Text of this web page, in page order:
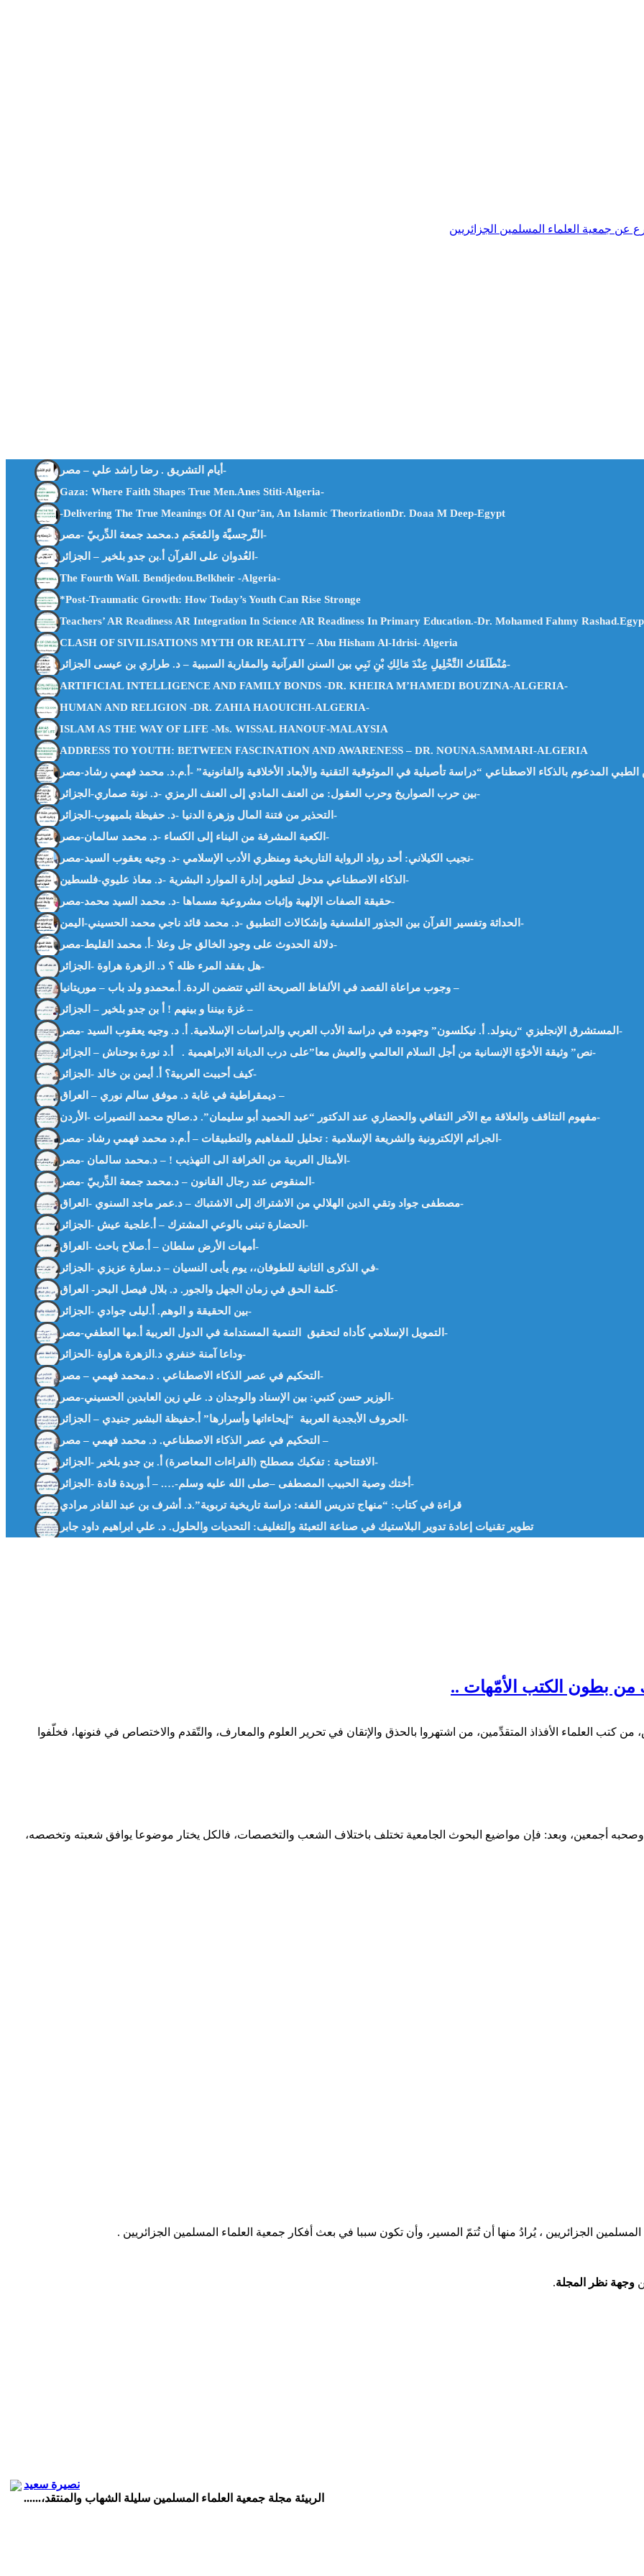
عن جمعية العلماء المسلمين الجزائريين
أيام التشريق . رضا راشد علي – مصر-
Gaza: Where Faith Shapes True Men.Anes Stiti-Algeria-
-Delivering The True Meanings Of Al Qur’ān, An Islamic TheorizationDr. Doaa M Deep-Egypt
النَّرجسيَّة والمُعجَم د.محمد جمعة الدِّربيّ -مصر-
العُدوان على القرآن أ.بن جدو بلخير – الجزائر-
The Fourth Wall. Bendjedou.belkheir -algeria-
*Post-Traumatic Growth: How Today’s Youth Can Rise Stronge
Teachers’ AR Readiness AR Integration In Science AR Readiness In Primary Education.-Dr. Mohamed Fahmy
CLASH OF SIVILISATIONS MYTH OR REALITY – Abu Hisham Al-Idrisi- Algeria
مُنْطَلَقَاتُ التَّحْلِيلِ عِنْدَ مَالِكِ بْنِ نَبِي بين السنن القرآنية والمقاربة السببية – د. طراري بن عيسى الجزائر-
ARTIFICIAL INTELLIGENCE AND FAMILY BONDS -DR. KHEIRA M’HAMEDI BOUZINA-ALGERIA-
HUMAN AND RELIGION -DR. ZAHIA HAOUICHI-ALGERIA-
ISLAM AS THE WAY OF LIFE -Ms. WISSAL HANOUF-MALAYSIA
ADDRESS TO YOUTH: BETWEEN FASCINATION AND AWARENESS – DR. NOUNA.SAMMARI-ALGERIA
بين حرب الصواريخ وحرب العقول: من العنف المادي إلى العنف الرمزي -د. نونة صماري-الجزائر-
التحذير من فتنة المال وزهرة الدنيا -د. حفيظة بلميهوب-الجزائر-
الكعبة المشرفة من البناء إلى الكساء -د. محمد سالمان-مصر-
نجيب الكيلاني: أحد رواد الرواية التاريخية ومنظري الأدب الإسلامي -د. وجيه يعقوب السيد-مصر-
الذكاء الاصطناعي مدخل لتطوير إدارة الموارد البشرية -د. معاذ عليوي-فلسطين-
حقيقة الصفات الإلهية وإثبات مشروعية مسماها -د. محمد السيد محمد-مصر-
الحداثة وتفسير القرآن بين الجذور الفلسفية وإشكالات التطبيق -د. محمد قائد ناجي محمد الحسيني-اليمن-
دلالة الحدوث على وجود الخالق جل وعلا -أ. محمد القليط-مصر-
هل بفقد المرء ظله ؟ د. الزهرة هراوة -الجزائر-
وجوب مراعاة القصد في الألفاظ الصريحة التي تتضمن الردة. أ.محمدو ولد باب – موريتانيا –
غزة بيننا و بينهم ! أ بن جدو بلخير – الجزائر –
المستشرق الإنجليزي “رينولد. أ. نيكلسون” وجهوده في دراسة الأدب العربي والدراسات الإسلامية. أ. د. وجيه يعقوب السيد -مصر-
نص” وثيقة الأخوّة الإنسانية من أجل السلام العالمي والعيش معا”على درب الديانة الابراهيمية . أ.د نورة بوحناش – الجزائر-
كيف أحببت العربية؟ أ. أيمن بن خالد -الجزائر-
ديمقراطية في غابة د. موفق سالم نوري – العراق –
مفهوم التثاقف والعلاقة مع الآخر الثقافي والحضاري عند الدكتور “عبد الحميد أبو سليمان”. د.صالح محمد النصيرات -الأردن-
الجرائم الإلكترونية والشريعة الإسلامية : تحليل للمفاهيم والتطبيقات – أ.م.د محمد فهمي رشاد -مصر-
الأمثال العربية من الخرافة الى التهذيب ! – د.محمد سالمان -مصر-
المنقوص عند رجال القانون – د.محمد جمعة الدِّربيّ -مصر-
مصطفى جواد وتقي الدين الهلالي من الاشتراك إلى الاشتباك – د.عمر ماجد السنوي -العراق-
الحضارة تبنى بالوعي المشترك – أ.علجية عيش -الجزائر-
أمهات الأرض سلطان – أ.صلاح باحث -العراق-
في الذكرى الثانية للطوفان،، يوم يأبى النسيان – د.سارة عزيزي -الجزائر-
كلمة الحق في زمان الجهل والجور. د. بلال فيصل البحر- العراق-
بين الحقيقة و الوهم. أ.ليلى جوادي -الجزائر-
التمويل الإسلامي كأداه لتحقيق التنمية المستدامة في الدول العربية أ.مها العطفي-مصر-
وداعا آمنة خنفري د.الزهرة هراوة -الحزائر-
التحكيم في عصر الذكاء الاصطناعي . د.محمد فهمي – مصر-
الوزير حسن كتبي: بين الإسناد والوجدان د. علي زين العابدين الحسيني-مصر-
الحروف الأبجدية العربية “إيحاءاتها وأسرارها” أ.حفيظة البشير جنيدي – الجزائر-
التحكيم في عصر الذكاء الاصطناعي. د. محمد فهمي – مصر –
الافتتاحية : تفكيك مصطلح (القراءات المعاصرة) أ. بن جدو بلخير -الجزائر-
أختك وصية الحبيب المصطفى –صلى الله عليه وسلم-…. – أ.وريدة قادة -الجزائر-
قراءة في كتاب: “منهاج تدريس الفقه: دراسة تاريخية تربوية”.د. أشرف بن عبد القادر مرادي
تطوير تقنيات إعادة تدوير البلاستيك في صناعة التعبئة والتغليف: التحديات والحلول. د. علي ابراهيم داود جابر
من بطون الكتب الأمّهات ..
كتب العلماء الأفذاذ المتقدِّمين، من اشتهروا بالحذق والإتقان في تحرير العلوم والمعارف، والتّقدم والاختصاص في فنونها، فخلّفوا
أجمعين، وبعد: فإن مواضيع البحوث الجامعية تختلف باختلاف الشعب والتخصصات، فالكل يختار موضوعا يوافق شعبته وتخصصه،
الجزائريين ، يُرادُ منها أن تُتمّ المسير، وأن تكون سببا في بعث أفكار جمعية العلماء المسلمين الجزائريين .
وجهة نظر المجلة.
نصيرة سعيد
الربيئة مجلة جمعية العلماء المسلمين سليلة الشهاب والمنتقد،......